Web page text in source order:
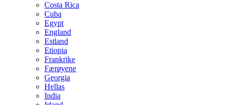
Costa Rica
Cuba
Egypt
England
Estland
Etiopia
Frankrike
Færøyene
Georgia
Hellas
India